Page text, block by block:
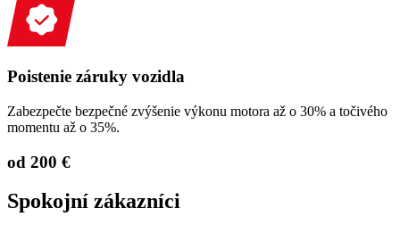
Poistenie záruky vozidla
Zabezpečte bezpečné zvýšenie výkonu motora až o 30% a točivého
momentu až o 35%.
od 200 €
Spokojní zákazníci